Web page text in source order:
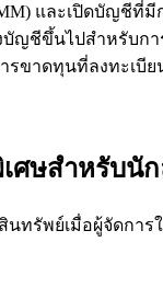
และเปิดบัญชีที่
บัญชีขึ้นไปสำหรับก
ขาดทุนที่ลงทะเ
ศษสำหรับนั
ทรัพย์เมื่อผู้จัดกา